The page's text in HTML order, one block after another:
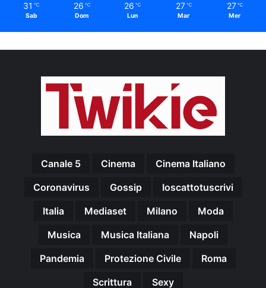
31 ℃
Sab
26 ℃
Dom
26 ℃
Lun
27 ℃
Mar
27 ℃
Mer
Canale 5 Cinema
Cinema Italiano
Coronavirus
Gossip
Ioscattotuscrivi
Italia
Mediaset Milano
Moda
Musica
Musica Italiana
Napoli
Pandemia
Protezione Civile
Roma
Scrittura
Sexy